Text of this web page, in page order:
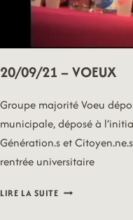
20/09/21 – VOEUX
Groupe majorité Voeu
municipale, déposé à
Génération.s et
rentrée universitaire
LIRE LA SUITE20/09/21